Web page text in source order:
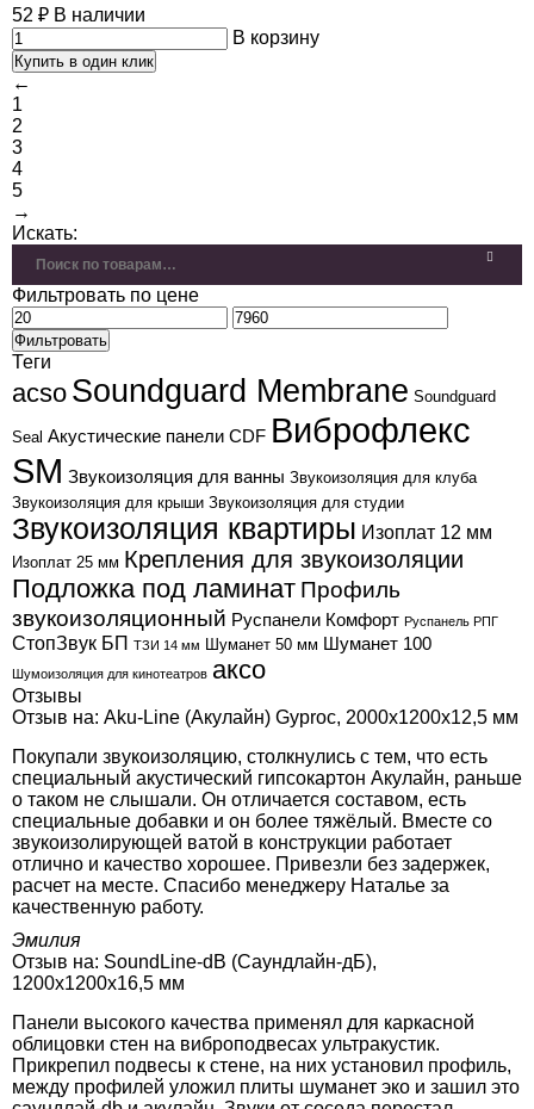
52 ₽ В наличии
В корзину
Купить в один клик
←
1
2
3
4
5
→
Искать:
Фильтровать по цене
Фильтровать
Теги
acso Soundguard Membrane Soundguard
Seal Акустические панели CDF Виброфлекс
SM Звукоизоляция для ванны Звукоизоляция для клуба
Звукоизоляция для крыши Звукоизоляция для студии
Звукоизоляция квартиры Изоплат 12 мм
Изоплат 25 мм Крепления для звукоизоляции
Подложка под ламинат Профиль
звукоизоляционный Руспанели Комфорт Руспанель РПГ
СтопЗвук БП ТЗИ 14 мм Шуманет 50 мм Шуманет 100
Шумоизоляция для кинотеатров аксо
Отзывы
Отзыв на: Aku-Line (Акулайн) Gyproc, 2000х1200х12,5 мм
Покупали звукоизоляцию, столкнулись с тем, что есть
специальный акустический гипсокартон Акулайн, раньше
о таком не слышали. Он отличается составом, есть
специальные добавки и он более тяжёлый. Вместе со
звукоизолирующей ватой в конструкции работает
отлично и качество хорошее. Привезли без задержек,
расчет на месте. Спасибо менеджеру Наталье за
качественную работу.
Эмилия
Отзыв на: SoundLine-dB (Саундлайн-дБ),
1200х1200х16,5 мм
Панели высокого качества применял для каркасной
облицовки стен на виброподвесах ультракустик.
Прикрепил подвесы к стене, на них установил профиль,
между профилей уложил плиты шуманет эко и зашил это